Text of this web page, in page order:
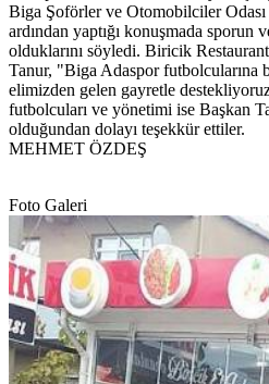
Biga Şoförler ve Otomobilciler
ardından yaptığı konuşmada sporun
olduklarını söyledi. Biricik
Tanur, "Biga Adaspor futbolcularına
elimizden gelen gayretle
futbolcuları ve yönetimi ise Başkan
olduğundan dolayı teşekkür ettiler.
MEHMET ÖZDEŞ
Foto Galeri